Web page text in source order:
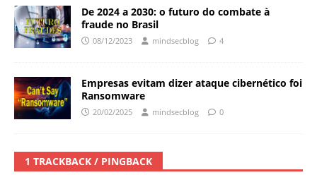
De 2024 a 2030: o futuro do combate à
fraude no Brasil
08/12/2023 mindsecblog 4
Empresas evitam dizer ataque cibernético foi
Ransomware
20/02/2025 mindsecblog 0
1 TRACKBACK / PINGBACK